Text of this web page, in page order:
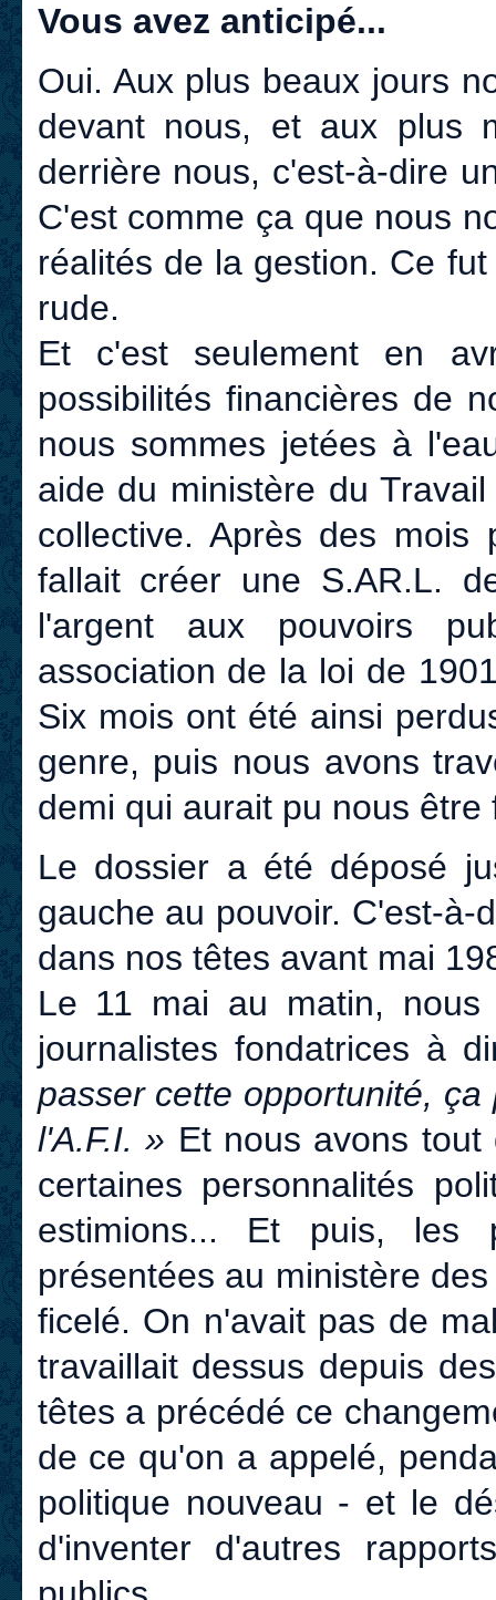
Vous avez anticipé...
Oui. Aux plus beaux jours
devant nous, et aux plus
derrière nous, c'est-à-dire
C'est comme ça que nous
réalités de la gestion. Ce
rude.
Et c'est seulement en
possibilités financières de
nous sommes jetées à
aide du ministère du
collective. Après des
fallait créer une S.AR.L.
l'argent aux pouvoirs
association de la loi de
Six mois ont été ainsi
genre, puis nous avons
demi qui aurait pu nous
Le dossier a été déposé
gauche au pouvoir. C'est-
dans nos têtes avant mai
Le 11 mai au matin,
journalistes fondatrices à
passer cette opportunité,
l'A.F.I. » Et nous avons
certaines personnalités
estimions... Et puis, les
présentées au ministère
ficelé. On n'avait pas de
travaillait dessus depuis
têtes a précédé ce
de ce qu'on a appelé,
politique nouveau - et le
d'inventer d'autres